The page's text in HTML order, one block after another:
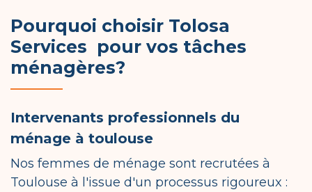
Pourquoi choisir Tolosa
Services pour vos tâches
ménagères?
Intervenants professionnels du
ménage à toulouse
Nos femmes de ménage sont recrutées à
Toulouse à l'issue d'un processus rigoureux :